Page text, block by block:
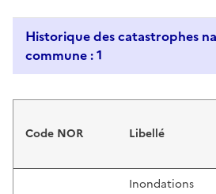
Historique des catastrophes
commune : 1
Code NOR Libellé
Inondations